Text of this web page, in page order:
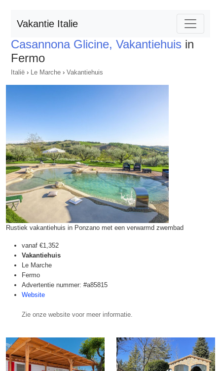
Vakantie Italie
Casannona Glicine, Vakantiehuis in
Fermo
Italië › Le Marche › Vakantiehuis
Rustiek vakantiehuis in Ponzano met een verwarmd zwembad
vanaf €1,352
Vakantiehuis
Le Marche
Fermo
Advertentie nummer: #a85815
Website
Zie onze website voor meer informatie.